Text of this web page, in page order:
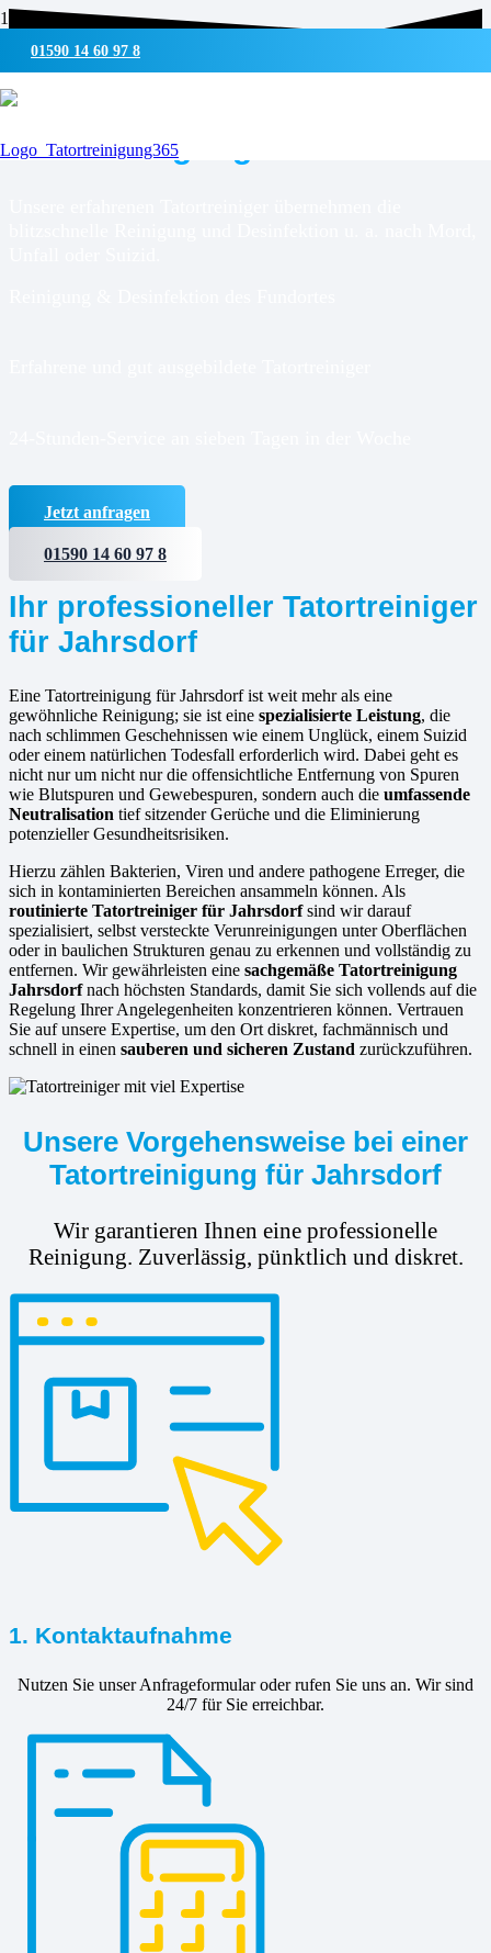
01590 14 60 97 8
UMWELTSCHONENDE REINIGUNG & DESINFEKTION
Tatortreinigung für
Jetzt anfragen
01590 14 60 97 8
Ihr professioneller Tatortreiniger
für Jahrsdorf
Eine Tatortreinigung für Jahrsdorf ist weit mehr als eine
gewöhnliche Reinigung; sie ist eine spezialisierte Leistung, die
nach schlimmen Geschehnissen wie einem Unglück, einem Suizid
oder einem natürlichen Todesfall erforderlich wird. Dabei geht es
nicht nur um nicht nur die offensichtliche Entfernung von Spuren
wie Blutspuren und Gewebespuren, sondern auch die umfassende
Neutralisation tief sitzender Gerüche und die Eliminierung
potenzieller Gesundheitsrisiken.
Hierzu zählen Bakterien, Viren und andere pathogene Erreger, die
sich in kontaminierten Bereichen ansammeln können. Als
routinierte Tatortreiniger für Jahrsdorfsind wir darauf
spezialisiert, selbst versteckte Verunreinigungen unter Oberflächen
oder in baulichen Strukturen genau zu erkennen und vollständig zu
entfernen. Wir gewährleisten eine sachgemäße Tatortreinigung
Jahrsdorfnach höchsten Standards, damit Sie sich vollends auf die
Regelung Ihrer Angelegenheiten konzentrieren können. Vertrauen
Sie auf unsere Expertise, um den Ort diskret, fachmännisch und
schnell in einen sauberen und sicheren Zustand zurückzuführen.
Unsere Vorgehensweise bei einer
Tatortreinigung für Jahrsdorf
Wir garantieren Ihnen eine professionelle
Reinigung. Zuverlässig, pünktlich und diskret.
1. Kontaktaufnahme
Nutzen Sie unser Anfrageformular oder rufen Sie uns an. Wir sind
24/7 für Sie erreichbar.